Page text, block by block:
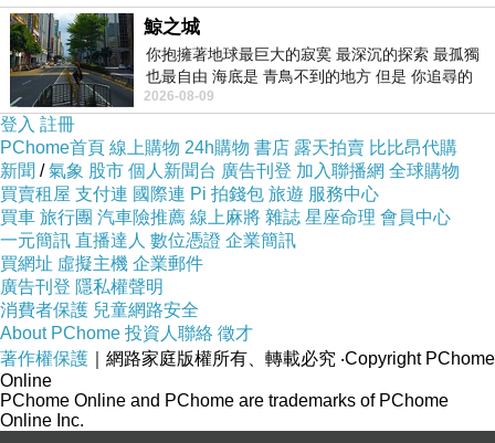
聽說之前偶爾會辦一些活動，不過我來這天正好沒有活動，所以看起來
有點空曠。
跟著幾米和輕軌一起入鏡，不過，要小心不要踩到花草。
鯨之城
你抱擁著地球最巨大的寂寞 最深沉的探索 最孤獨
也最自由 海底是 青鳥不到的地方 但是 你追尋的
幸福 可以比珍珠更
2026-08-09
登入 註冊
PChome首頁 線上購物 24h購物 書店 露天拍賣 比比昂代購
新聞 /氣象 股市 個人新聞台 廣告刊登 加入聯播網 全球購物
買賣租屋 支付連 國際連 Pi 拍錢包 旅遊 服務中心
買車 旅行團 汽車險推薦 線上麻將 雜誌 星座命理 會員中心
一元簡訊 直播達人 數位憑證 企業簡訊
買網址 虛擬主機 企業郵件
廣告刊登 隱私權聲明
消費者保護 兒童網路安全
About PChome 投資人聯絡 徵才
著作權保護 ｜網路家庭版權所有、轉載必究 ‧Copyright PChome
Online
PChome Online and PChome are trademarks of PChome
Online Inc.